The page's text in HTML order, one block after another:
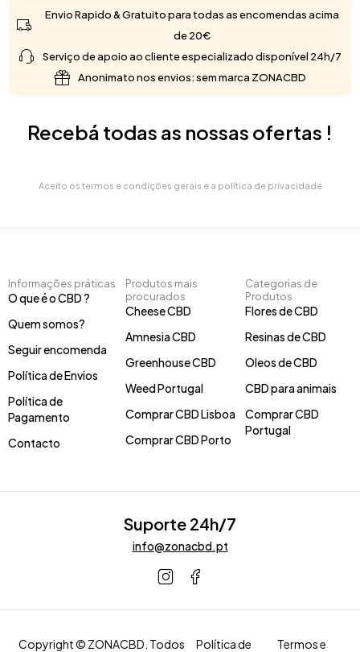
Envio Rapido & Gratuito para todas as encomendas acima
de 20€
Serviço de apoio ao cliente especializado disponível 24h/7
Anonimato nos envios: sem marca ZONACBD
Recebá todas as nossas ofertas !
Aceito os termos e condições gerais e a política de privacidade
Informações práticas
O que é o CBD ?
Quem somos?
Seguir encomenda
Política de Envios
Política de
Pagamento
Contacto
Produtos mais
procurados
Cheese CBD
Amnesia CBD
Greenhouse CBD
Weed Portugal
Comprar CBD Lisboa
Comprar CBD Porto
Categorias de
Produtos
Flores de CBD
Resinas de CBD
Oleos de CBD
CBD para animais
Comprar CBD
Portugal
Suporte 24h/7
info@zonacbd.pt
Copyright © ZONACBD. Todos Política de Termos e